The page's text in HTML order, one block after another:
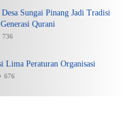
Sungai Pinang Jadi Tradisi
Qurani
736
Lima Peraturan Organisasi
676